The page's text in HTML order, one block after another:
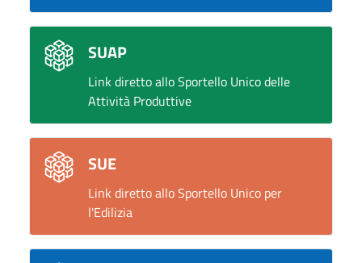
SUAP
Link diretto allo Sportello Unico delle
Attività Produttive
SUE
Link diretto allo Sportello Unico per
l'Edilizia